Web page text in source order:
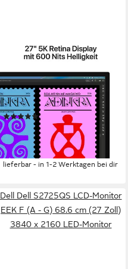
Studio Display LED-Monitor
68,29 cm/ 27 Zoll Diagonale
5120 x 2880 px, 5K
Auflösung
60 Hz Bildwiederholfrequenz
Produktdatenblatt
(1)
2.016,05 € UVP2.099,00 €
58,53 € mtl. in 48 Raten
-4%
lieferbar - in 1-2 Werktagen bei dir
Dell Dell S2725QS LCD-Monitor
EEK F (A - G) 68.6 cm (27 Zoll)
3840 x 2160 LED-Monitor